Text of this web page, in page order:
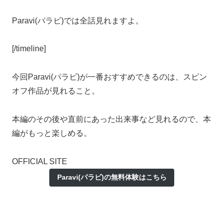
Paravi(パラビ)では全話見れますよ。
[/timeline]
今回Paravi(パラビ)が一番おすすめできるのは、スピン
オフ作品が見れること。
本編のその後や直前にあった出来事など見れるので、本
編がもっと楽しめる。
OFFICIAL SITE
Paravi(パラビ)の無料体験はこちら